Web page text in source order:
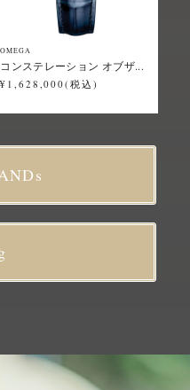
OMEGA
コンステレーション オブザ...
¥1,628,000(税込)